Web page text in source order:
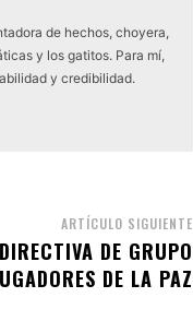
de hechos, choyera,
y los gatitos. Para mí,
y credibilidad.
ARTÍCULO SIGUIENTE
DE GRUPO
DE LA PAZ